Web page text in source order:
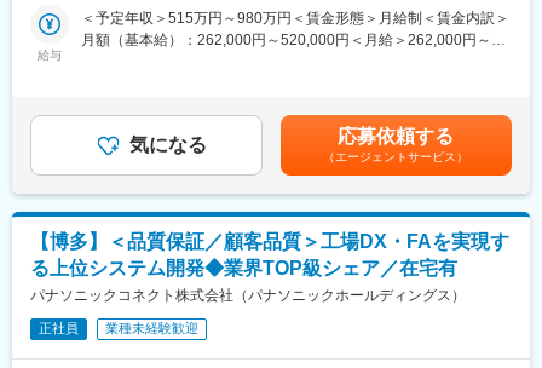
ネスや小売・流通ビジネスなど多様なビジネスニーズの業界のお
客様へ、無線通信技術を提供し、ビジネス拡大に取り組んでいた
だきます。
■業務詳細
・スマートフォン、IoTデバイスの通信プロトコル評価
・無線基地局の通信評価
・商用ネットワークの不具合調査
■業務の魅力
・モバイル通信方式は、世界標準規格に沿って開発されており、
力を身につける事ができます
・今後拡大していく5Gのみならず、ユーザのラストワンマイルを
給与
＜予定年収＞515万円～980万円＜賃金形態＞月給制＜賃金内訳＞
月額（基本給）：262,000円～520,000円＜月給＞262,000円～
金額であり、選考を通じて上下する可能性があります。月給(月額)
は固定手当を含めた表記です。
気になる 応募依頼する
（エージェントサービス）
【博多】＜品質保証／顧客品質＞工場DX・FAを実現す
る上位システム開発◆業界TOP級シェア／在宅有
パナソニックコネクト株式会社（パナソニックホールディングス）
正社員 業種未経験歓迎